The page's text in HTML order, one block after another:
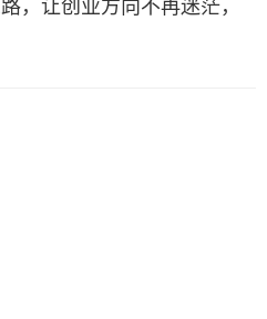
，让创业方向不再迷茫，